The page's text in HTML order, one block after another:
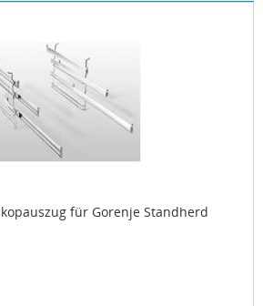
für Gorenje Standherd